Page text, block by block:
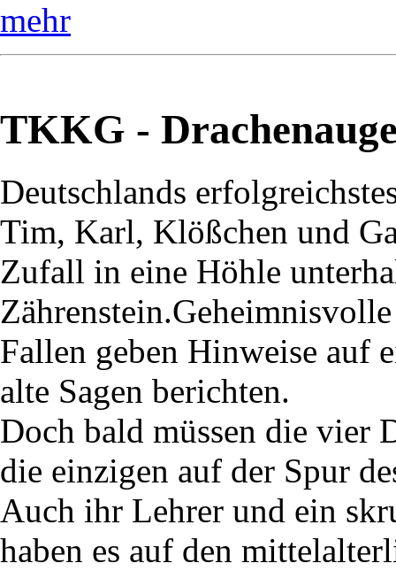
mehr
TKKG -
Deutschlands
Tim, Karl, Klößchen und
Zufall in eine Höhle
Fallen geben Hinweise auf
alte Sagen berichten.
Doch bald müssen die vier
die einzigen auf der Spur
Auch ihr Lehrer und ein
haben es auf den